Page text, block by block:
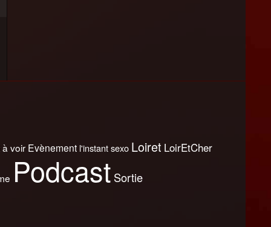
voir Evènement l'instant sexo Loiret LoirEtCher
Podcast Sortie